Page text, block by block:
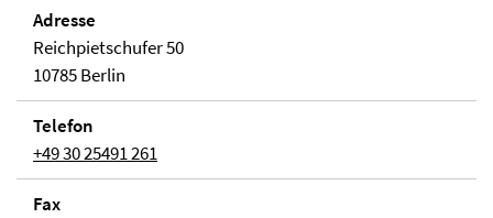
Adresse
Reichpietschufer 50
10785 Berlin
Telefon
+49 30 25491 261
Fax